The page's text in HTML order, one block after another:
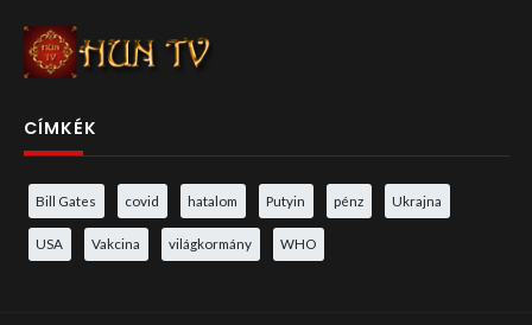
CÍMKÉK
Bill Gates covid hatalom Putyin pénz Ukrajna
USA Vakcina világkormány WHO